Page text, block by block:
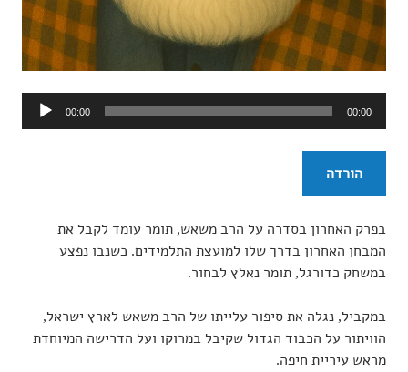
אודיו
00:00 00:00
הורדה
בפרק האחרון בסדרה על הרב משאש, תומר עומד לקבל את
המבחן האחרון בדרך שלו למועצת התלמידים. כשנבו נפצע
במשחק כדורגל, תומר נאלץ לבחור.
במקביל, נגלה את סיפור עלייתו של הרב משאש לארץ ישראל,
הוויתור על הכבוד הגדול שקיבל במרוקו ועל הדרישה המיוחדת
מראש עיריית חיפה.